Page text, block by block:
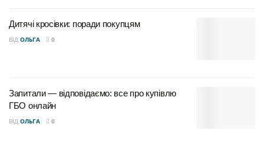
Дитячі кросівки: поради покупцям
ВІД ОЛЬГА 0
Запитали — відповідаємо: все про купівлю
ГБО онлайн
ВІД ОЛЬГА 0